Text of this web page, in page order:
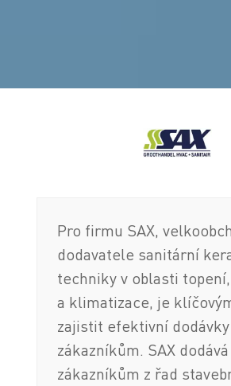
Pro firmu SAX,
dodavatele sanitární
techniky v oblasti
a klimatizace, je
zajistit efektivní
zákazníkům. SAX
zákazníkům z řad